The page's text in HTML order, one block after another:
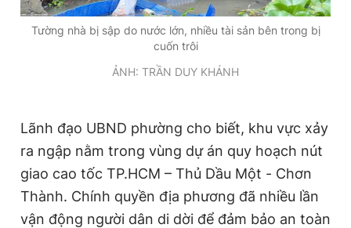
Tường nhà bị sập do nước lớn, nhiều tài sản bên trong bị
cuốn trôi
ẢNH: TRẦN DUY KHÁNH
Lãnh đạo UBND phường cho biết, khu vực xảy
ra ngập nằm trong vùng dự án quy hoạch nút
giao cao tốc TP.HCM – Thủ Dầu Một - Chơn
Thành. Chính quyền địa phương đã nhiều lần
vận động người dân di dời để đảm bảo an toàn